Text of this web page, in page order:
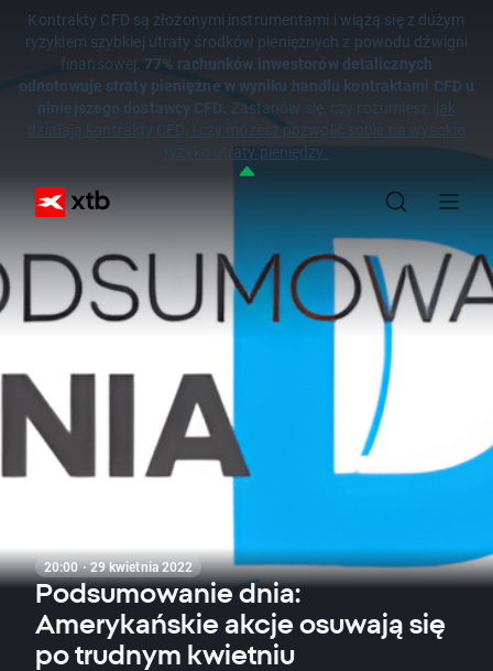
Kontrakty CFD są złożonymi instrumentami i wiążą się z dużym
ryzykiem szybkiej utraty środków pieniężnych z powodu dźwigni
finansowej. 77% rachunków inwestorów detalicznych
odnotowuje straty pieniężne w wyniku handlu kontraktami CFD u
niniejszego dostawcy CFD. Zastanów się, czy rozumiesz, jak
działają kontrakty CFD, i czy możesz pozwolić sobie na wysokie
ryzyko utraty pieniędzy.
20:00 · 29 kwietnia 2022
Podsumowanie dnia:
Amerykańskie akcje osuwają się
po trudnym kwietniu